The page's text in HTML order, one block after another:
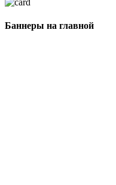
Баннеры на главной